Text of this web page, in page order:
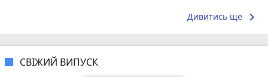
Дивитись ще keyboard_arrow_right
СВІЖИЙ ВИПУСК